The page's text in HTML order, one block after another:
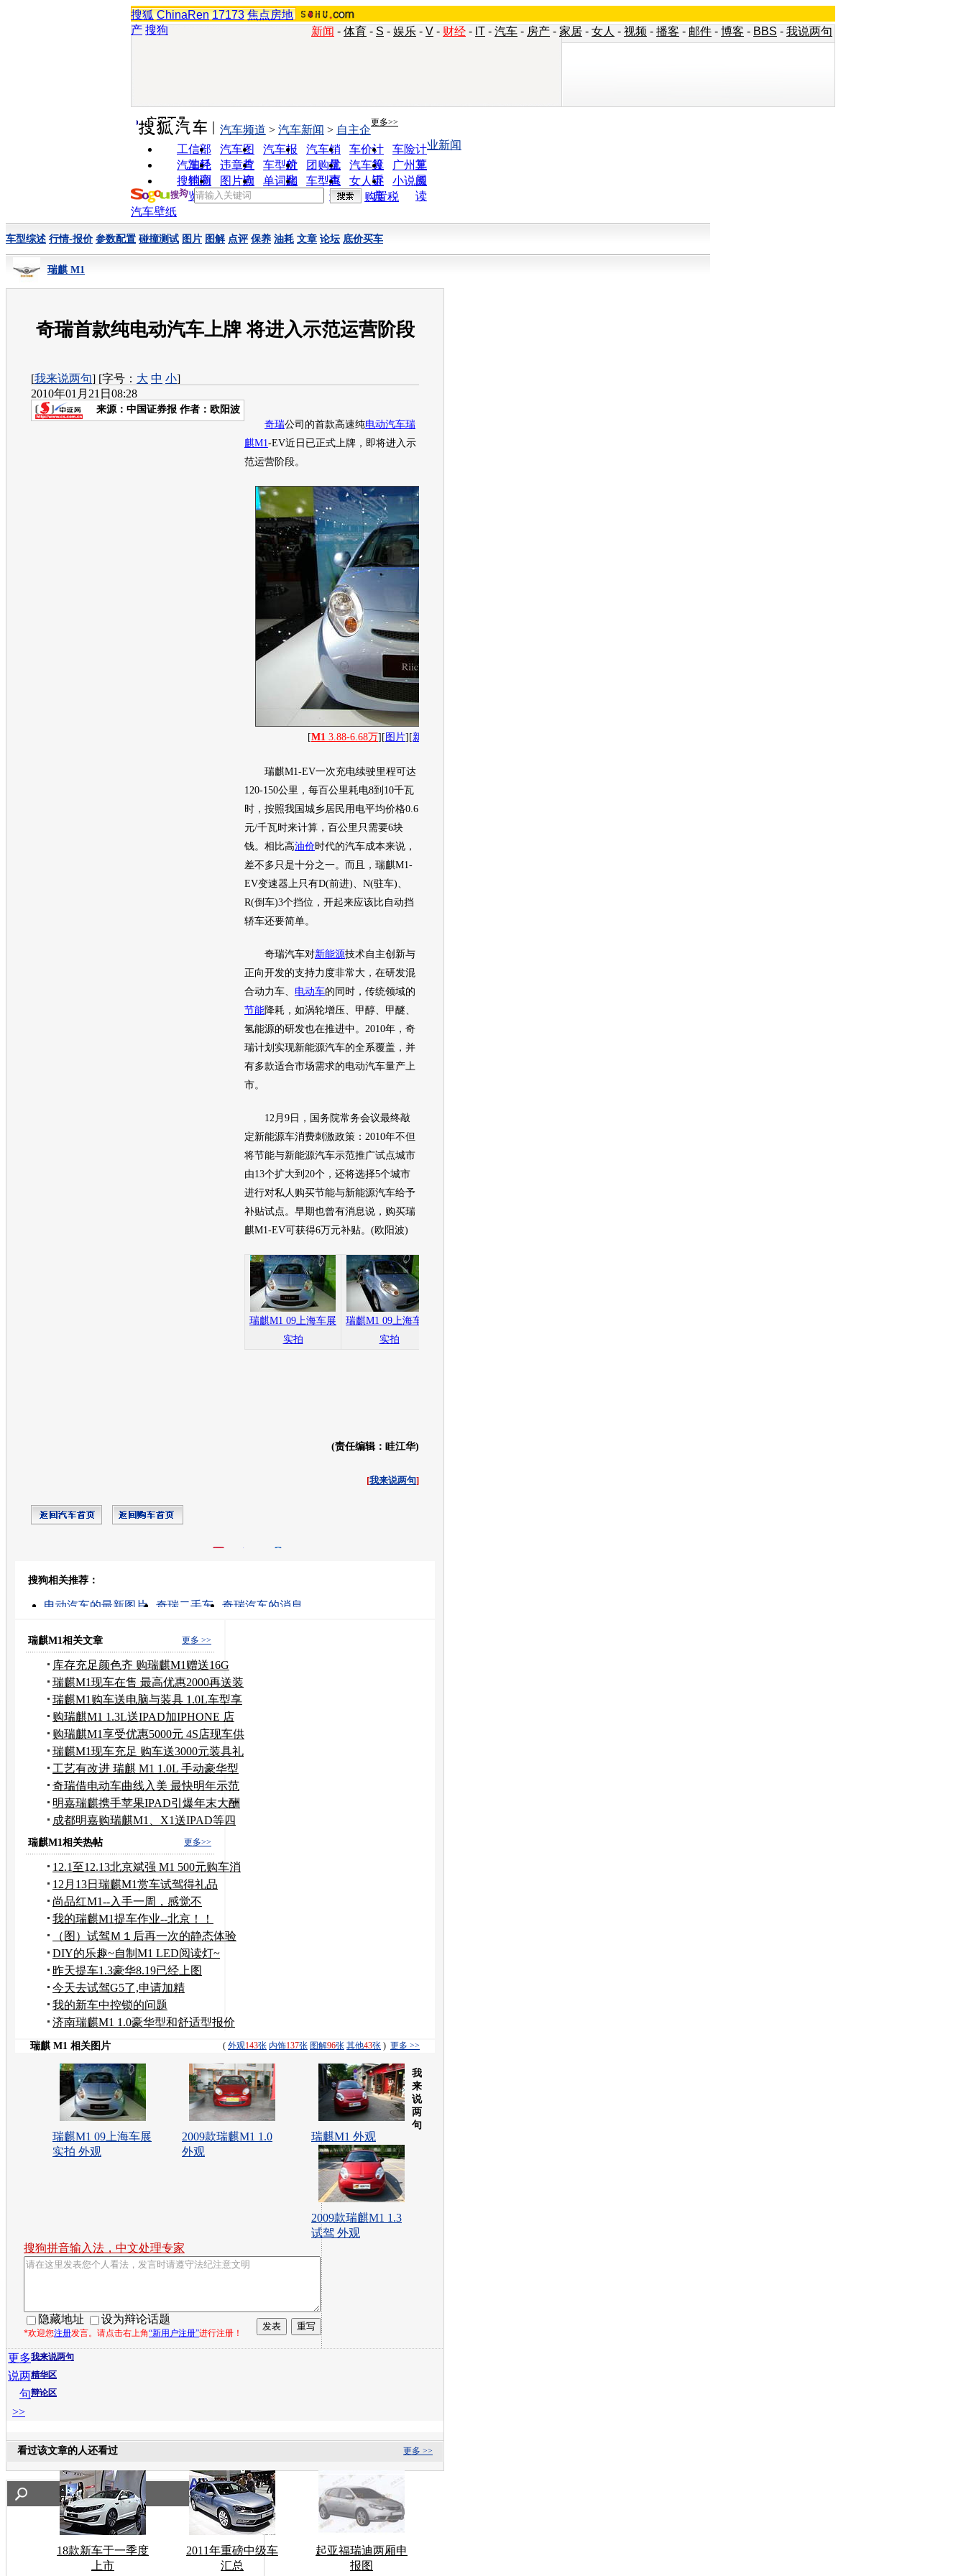
搜狐 ChinaRen 17173 焦点房地
产 搜狗 新闻 - 体育 - S - 娱乐 - V - 财经 - IT - 汽车 - 房产 - 家居 - 女人 - 视频 - 播客 - 邮件 - 博客 - BBS - 我说两句
实用工具 更多>>
工信部
油耗
汽车图
片
汽车报
价
汽车销
量
车价计
算
车险计
算
汽车经
销商
违章查
询
车型对
比
团购优
惠
汽车投
诉
广州车
展
搜狗浏
览器
图片欣
赏
单词翻
车型查
询
女人宝
典
小说阅
读
汽车频道 > 汽车新闻 > 自主企
业新闻
购置税
汽车壁纸
车型综述 行情-报价 参数配置 碰撞测试 图片 图解 点评 保养 油耗 文章 论坛 底价买车
瑞麒 M1
奇瑞首款纯电动汽车上牌 将进入示范运营阶段
[我来说两句] [字号： 大 中 小]
2010年01月21日08:28
来源： 中国证券报 作者：欧阳波
奇瑞公司的首款高速纯电动汽车瑞
麒M1 -EV近日已正式上牌，即将进入示
范运营阶段。
[M1 3.88-6.68万][ 图片][新闻
瑞麒M1 -EV一次充电续驶里程可达
120-150公里，每百公里耗电8到10千瓦
时，按照我国城乡居民用电平均价格0.6
元/千瓦时来计算，百公里只需要6块
钱。相比高油价时代的汽车成本来说，
差不多只是十分之一。而且， 瑞麒M1 -
EV变速器上只有D(前进)、N(驻车)、
R(倒车)3个挡位，开起来应该比自动挡
轿车还要简单。
奇瑞汽车对新能源技术自主创新与
正向开发的支持力度非常大，在研发混
合动力车、 电动车的同时，传统领域的
节能降耗，如涡轮增压、甲醇、甲醚、
氢能源的研发也在推进中。2010年， 奇
瑞计划实现新能源汽车的全系覆盖，并
有多款适合市场需求的电动汽车量产上
市。
12月9日，国务院常务会议最终敲
定新能源车消费刺激政策：2010年不但
将节能与新能源汽车示范推广试点城市
由13个扩大到20个，还将选择5个城市
进行对私人购买节能与新能源汽车给予
补贴试点。早期也曾有消息说，购买瑞
麒M1 -EV可获得6万元补贴。(欧阳波)
瑞麒M1 09上海车展
实拍
瑞麒M1 09上海车展
实拍
(责任编辑：眭江华)
[我来说两句]
转发至：
搜狗相关推荐：
电动汽车的最新图片 奇瑞二手车
奇瑞汽车的消息
二手奇瑞汽车
二手奇瑞qq
更多 >>
瑞麒M1相关文章
库存充足颜色齐 购瑞麒M1赠送16G
iPad
瑞麒M1现车在售 最高优惠2000再送装
潢
瑞麒M1购车送电脑与装具 1.0L车型享
补贴
购瑞麒M1 1.3L送IPAD加IPHONE 店
内现车
购瑞麒M1享受优惠5000元 4S店现车供
应
瑞麒M1现车充足 购车送3000元装具礼
包
工艺有改进 瑞麒 M1 1.0L 手动豪华型
奇瑞借电动车曲线入美 最快明年示范
运营
明嘉瑞麒携手苹果IPAD引爆年末大酬
宾
成都明嘉购瑞麒M1、X1送IPAD等四
重大礼
更多>>
瑞麒M1相关热帖
12.1至12.13北京斌强 M1 500元购车消
12月13日瑞麒M1赏车试驾得礼品
尚品红M1--入手一周，感觉不
错！！！
我的瑞麒M1提车作业--北京！！
（图）试驾Ｍ１后再一次的静态体验
DIY的乐趣~自制M1 LED阅读灯~
昨天提车1.3豪华8.19已经上图
今天去试驾G5了,申请加精
我的新车中控锁的问题
济南瑞麒M1 1.0豪华型和舒适型报价
出来了 大家
( 外观143张 内饰137张 图解96张 其他43张 ) 更多 >>
瑞麒 M1 相关图片
瑞麒M1 09上海车展
实拍 外观
2009款瑞麒M1 1.0
外观
瑞麒M1 外观
2009款瑞麒M1 1.3
试驾 外观
我
来
说
两
句
搜狗拼音输入法，中文处理专家
隐藏地址 设为辩论话题
*欢迎您注册发言。请点击右上角“新用户注册”进行注册！
我来说两句
精华区
辩论区
更多
说两
句
>>
更多 >>
看过该文章的人还看过
18款新车于一季度
上市
2011年重磅中级车
汇总
起亚福瑞迪两厢申
报图